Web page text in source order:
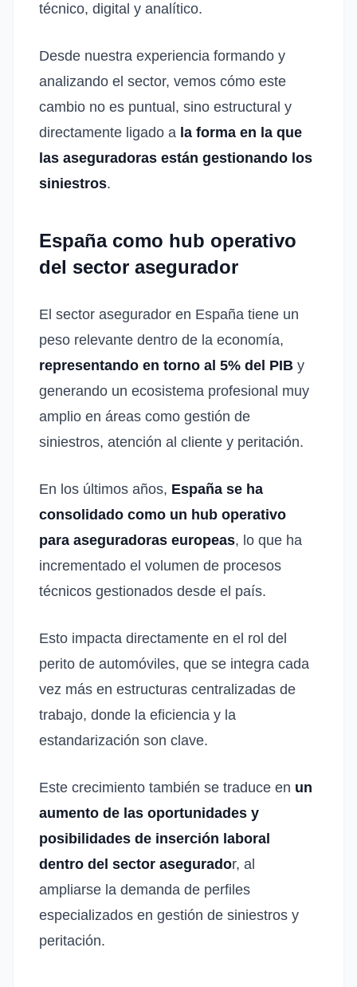
técnico, digital y analítico.
Desde nuestra experiencia formando y
analizando el sector, vemos cómo este
cambio no es puntual, sino estructural y
directamente ligado a la forma en la que
las aseguradoras están gestionando los
siniestros.
España como hub operativo
del sector asegurador
El sector asegurador en España tiene un
peso relevante dentro de la economía,
representando en torno al 5% del PIB y
generando un ecosistema profesional muy
amplio en áreas como gestión de
siniestros, atención al cliente y peritación.
En los últimos años, España se ha
consolidado como un hub operativo
para aseguradoras europeas, lo que ha
incrementado el volumen de procesos
técnicos gestionados desde el país.
Esto impacta directamente en el rol del
perito de automóviles, que se integra cada
vez más en estructuras centralizadas de
trabajo, donde la eficiencia y la
estandarización son clave.
Este crecimiento también se traduce en un
aumento de las oportunidades y
posibilidades de inserción laboral
dentro del sector asegurador, al
ampliarse la demanda de perfiles
especializados en gestión de siniestros y
peritación.